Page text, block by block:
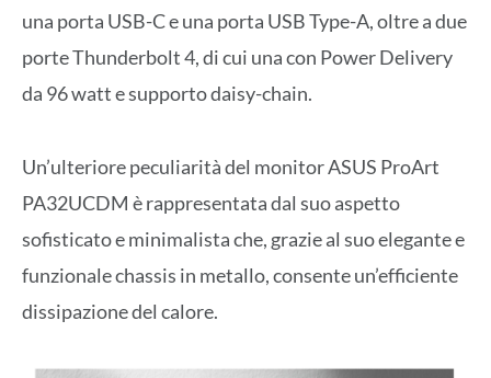
una porta USB-C e una porta USB Type-A, oltre a due
porte Thunderbolt 4, di cui una con Power Delivery
da 96 watt e supporto daisy-chain.
Un’ulteriore peculiarità del monitor ASUS ProArt
PA32UCDM è rappresentata dal suo aspetto
sofisticato e minimalista che, grazie al suo elegante e
funzionale chassis in metallo, consente un’efficiente
dissipazione del calore.